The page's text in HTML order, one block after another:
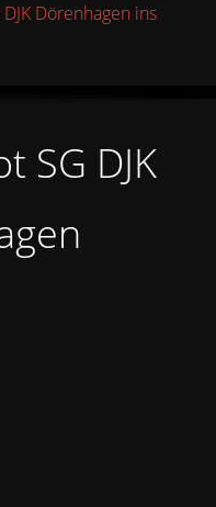
Dörenhagen ins
SG DJK